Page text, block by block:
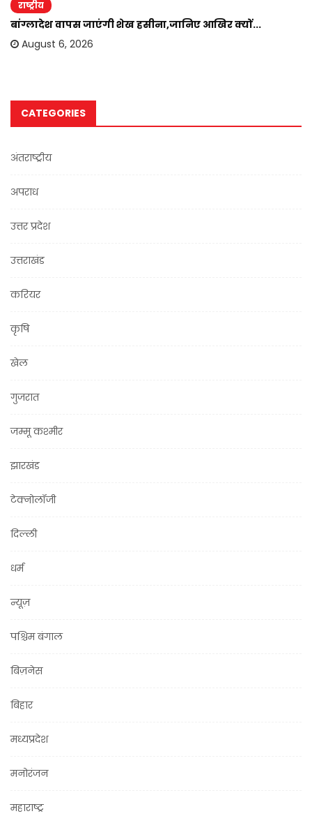
राष्ट्रीय
बांग्लादेश वापस जाएंगी शेख हसीना,जानिए आखिर क्यों...
August 6, 2026
CATEGORIES
अंतराष्ट्रीय
अपराध
उत्तर प्रदेश
उत्तराखंड
करियर
कृषि
खेल
गुजरात
जम्मू कश्मीर
झारखंड
टेक्नोलॉजी
दिल्ली
धर्म
न्यूज़
पश्चिम बंगाल
बिज़नेस
बिहार
मध्यप्रदेश
मनोरंजन
महाराष्ट्र